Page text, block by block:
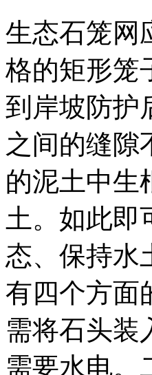
生态石笼网
格的矩形笼
到岸坡防护
之间的缝隙
的泥土中生
土。如此即
态、保持水
有四个方面
需将石头装
需要水电。